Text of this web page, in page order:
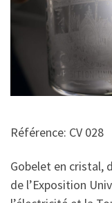
Référence: CV 028
Gobelet en cristal,
de l’Exposition